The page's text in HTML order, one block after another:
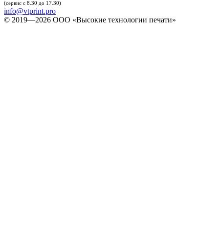
(сервис с 8.30 до 17.30)
info@vtprint.pro
© 2019—2026 ООО «Высокие технологии печати»